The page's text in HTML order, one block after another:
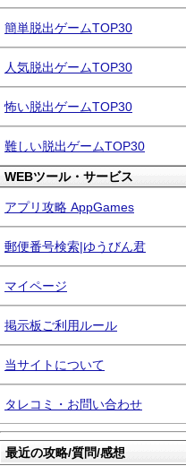
簡単脱出ゲームTOP30
人気脱出ゲームTOP30
怖い脱出ゲームTOP30
難しい脱出ゲームTOP30
WEBツール・サービス
アプリ攻略 AppGames
郵便番号検索|ゆうびん君
マイページ
掲示板ご利用ルール
当サイトについて
タレコミ・お問い合わせ
最近の攻略/質問/感想